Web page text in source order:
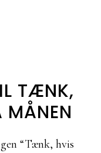
TÆNK,
MÅNEN
“Tænk, hvis